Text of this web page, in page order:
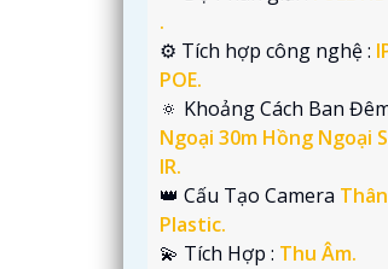
.
⚙ Tích hợp công nghệ :
POE.
🔅 Khoảng Cách Ban
Ngoại 30m Hồng Ngoại
IR.
👑 Cấu Tạo Camera Thân
Plastic.
️💫 Tích Hợp : Thu Âm.